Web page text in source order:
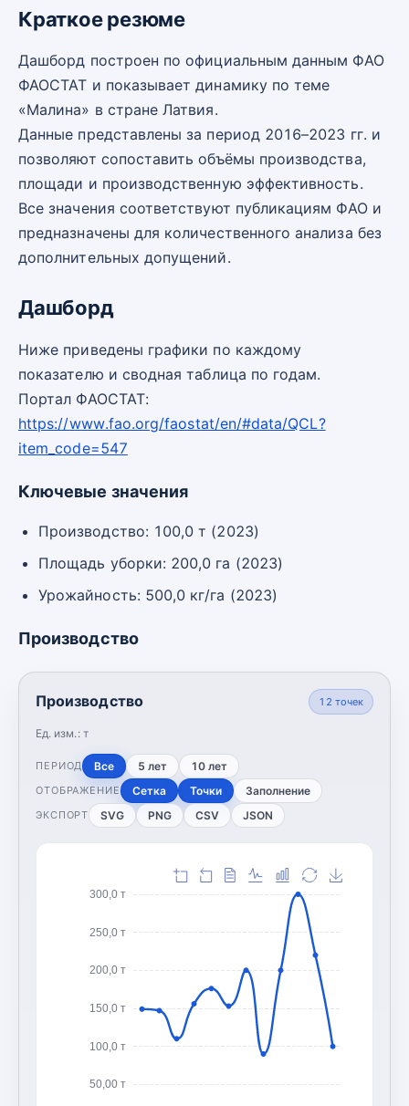
Краткое резюме
Дашборд построен по официальным данным ФАО
ФАОСТАТ и показывает динамику по теме
«Малина» в стране Латвия.
Данные представлены за период 2016–2023 гг. и
позволяют сопоставить объёмы производства,
площади и производственную эффективность.
Все значения соответствуют публикациям ФАО и
предназначены для количественного анализа без
дополнительных допущений.
Дашборд
Ниже приведены графики по каждому
показателю и сводная таблица по годам.
Портал ФАОСТАТ:
https://www.fao.org/faostat/en/#data/QCL?
item_code=547
Ключевые значения
Производство: 100,0 т (2023)
Площадь уборки: 200,0 га (2023)
Урожайность: 500,0 кг/га (2023)
Производство
Производство
Ед. изм.: т
12 точек
ПЕРИОД Все 5 лет 10 лет
ОТОБРАЖЕНИЕ Сетка Точки Заполнение
ЭКСПОРТ SVG PNG CSV JSON
50,00 т
100,0 т
150,0 т
200,0 т
250,0 т
300,0 т